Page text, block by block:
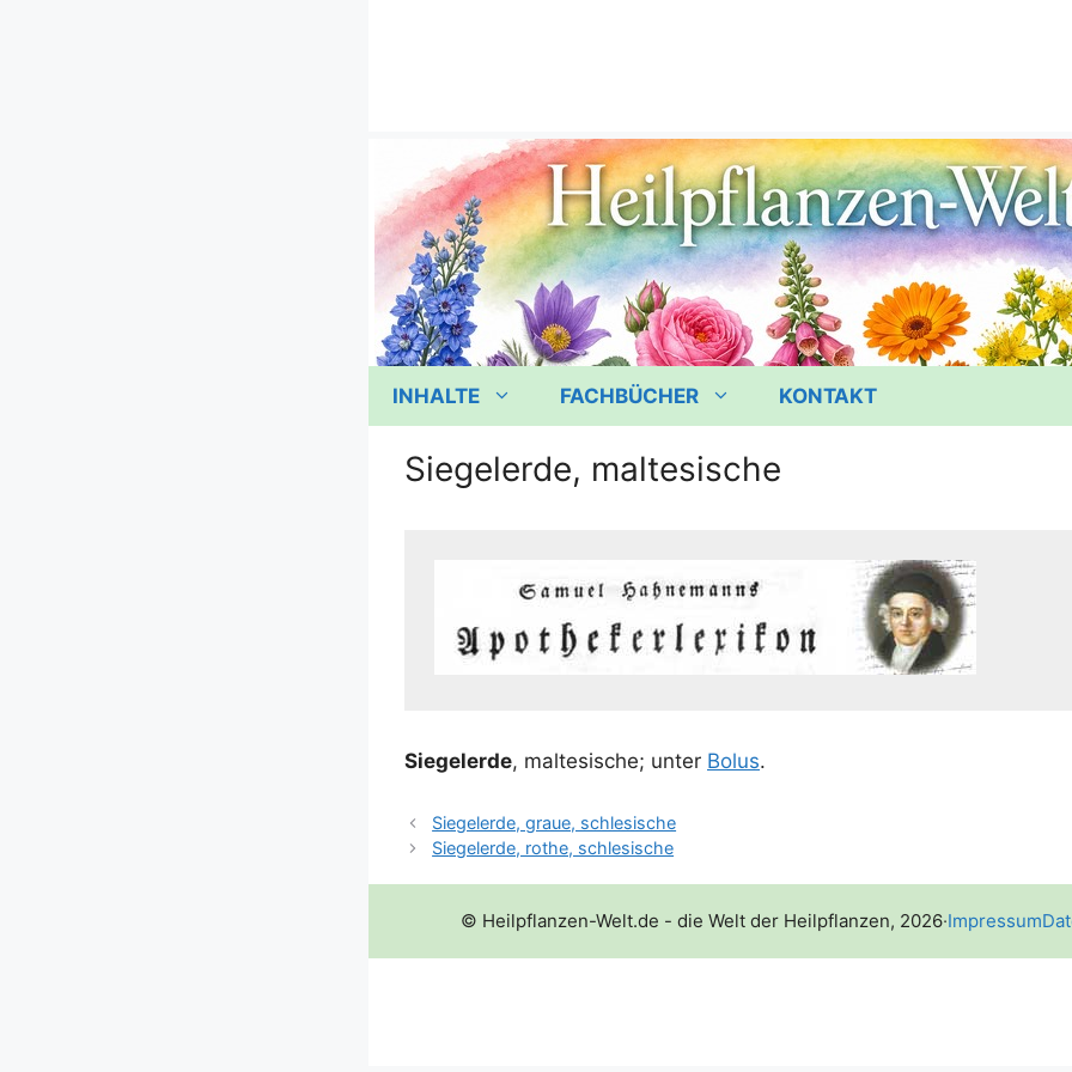
INHALTE FACHBÜCHER KONTAKT
Siegelerde, maltesische
Sie­gel­er­de, mal­te­si­sche; unter Bolus.
Siegelerde, graue, schlesische
Siegelerde, rothe, schlesische
© Heilpflanzen-Welt.de - die Welt der Heilpflanzen, 2026·Impressum